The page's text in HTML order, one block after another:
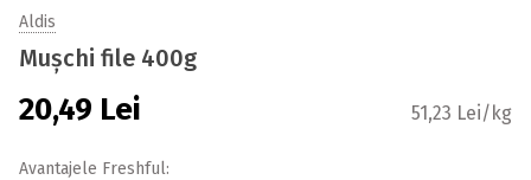
Aldis
Mușchi file 400g
20,49 Lei 51,23 Lei/kg
Avantajele Freshful: